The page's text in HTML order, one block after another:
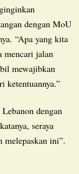
dengan MoU
“Apa yang kita
mencari jalan
mewajibkan
ketentuannya.”
seraya
melepaskan ini”.